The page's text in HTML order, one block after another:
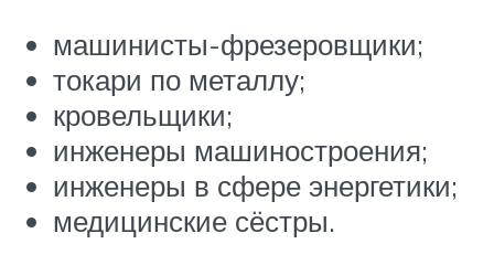
машинисты-фрезеровщики;
токари по металлу;
кровельщики;
инженеры машиностроения;
инженеры в сфере энергетики;
медицинские сёстры.